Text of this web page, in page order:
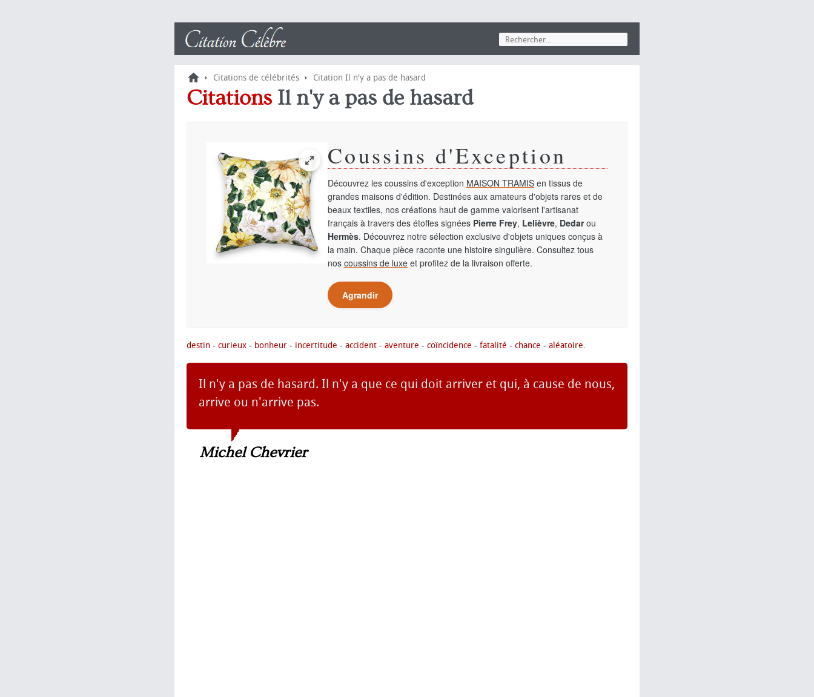
› Citations de célébrités › Citation Il n'y a pas de hasard
Citations Il n'y a pas de hasard
Coussins d'Exception
Découvrez les coussins d'exception MAISON TRAMIS en tissus de
grandes maisons d'édition. Destinées aux amateurs d'objets rares et de
beaux textiles, nos créations haut de gamme valorisent l'artisanat
français à travers des étoffes signées Pierre Frey, Lelièvre, Dedarou
Hermès. Découvrez notre sélection exclusive d'objets uniques conçus à
la main. Chaque pièce raconte une histoire singulière. Consultez tous
nos coussins de luxe et profitez de la livraison offerte.
Agrandir
destin - curieux - bonheur - incertitude - accident - aventure - coïncidence - fatalité - chance - aléatoire.
Il n'y a pas de hasard. Il n'y a que ce qui doit arriver et qui, à cause de nous,
arrive ou n'arrive pas.
Michel Chevrier